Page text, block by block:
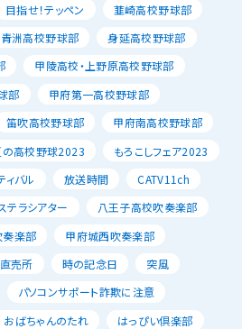
目指せ！テッペン
韮崎高校野球部
青洲高校野球部
身延高校野球部
甲陵高校・上野原高校野球部
部
甲府第一高校野球部
笛吹高校野球部
甲府南高校野球部
の高校野球2023
もろこしフェア2023
バル
放送時間
CATV11ch
テラシアター
八王子高校吹奏楽部
奏楽部
甲府城西吹奏楽部
売所
時の記念日
突風
パソコンサポート詐欺に注意
おばちゃんのたれ
はっぴい倶楽部